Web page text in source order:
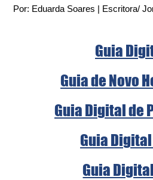
Por: Eduarda Soares | Escritora/
Guia
Guia de Novo
Guia Digital de
Guia
Guia